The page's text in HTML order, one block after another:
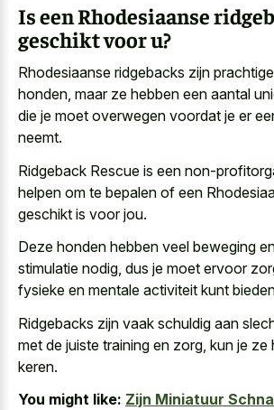
Is een Rhodesiaanse
geschikt voor u?
Rhodesiaanse ridgebacks zijn
honden, maar ze hebben een aantal
die je moet overwegen voordat je er
neemt.
Ridgeback Rescue is een non-
helpen om te bepalen of een
geschikt is voor jou.
Deze honden hebben veel beweging
stimulatie nodig, dus je moet ervoor
fysieke en mentale activiteit kunt
Ridgebacks zijn vaak schuldig aan
met de juiste training en zorg, kun je ze
keren.
You might like: Zijn Miniatuur